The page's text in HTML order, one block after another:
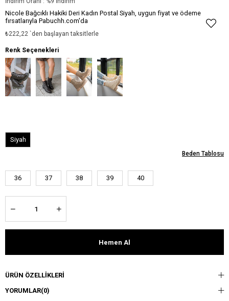
Nicole Bağcıklı Hakiki Deri Kadın Postal Siyah, uygun fiyat ve ödeme
fırsatlarıyla Pabuchh.com'da
₺222,22 `den başlayan taksitlerle
Renk Seçenekleri
Siyah
36 37 38 39 40
Beden Tablosu
ÜRÜN ÖZELLIKLERI
YORUMLAR(0)